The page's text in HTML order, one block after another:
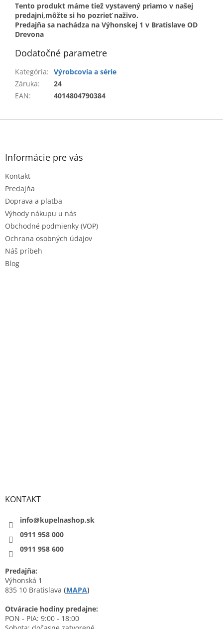
Tento produkt máme tiež vystavený priamo v našej
predajni,môžte si ho pozrieť naživo.
Predajňa sa nachádza na Výhonskej 1 v Bratislave OD
Drevona
Dodatočné parametre
Kategória: Výrobcovia a série
Záruka:
24
EAN: 4014804790384
Z
Informácie pre vás
Kontakt
Predajňa
Doprava a platba
Výhody nákupu u nás
Obchodné podmienky (VOP)
Ochrana osobných údajov
Náš príbeh
Blog
KONTAKT
info@kupelnashop.sk
0911 958 000
0911 958 600
Predajňa:
Výhonská 1
835 10 Bratislava (MAPA)
Otváracie hodiny predajne:
PON - PIA: 9:00 - 18:00